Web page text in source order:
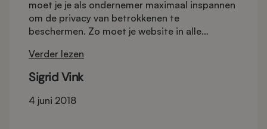
moet je je als ondernemer maximaal inspannen
om de privacy van betrokkenen te
beschermen. Zo moet je website in alle
en statements moeten aantonen dat de
privacy van klanten hoog op je agenda staat.
Even wat extra werk dus. Gelukkig is je website
vrij eenvoudig AVG-proof te maken.
Verder lezen
Sigrid Vink
4 juni 2018